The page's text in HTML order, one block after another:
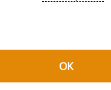
ЦЕНИ ЗА
местни адреси и
всичко, което трябва
прага на турска
OK